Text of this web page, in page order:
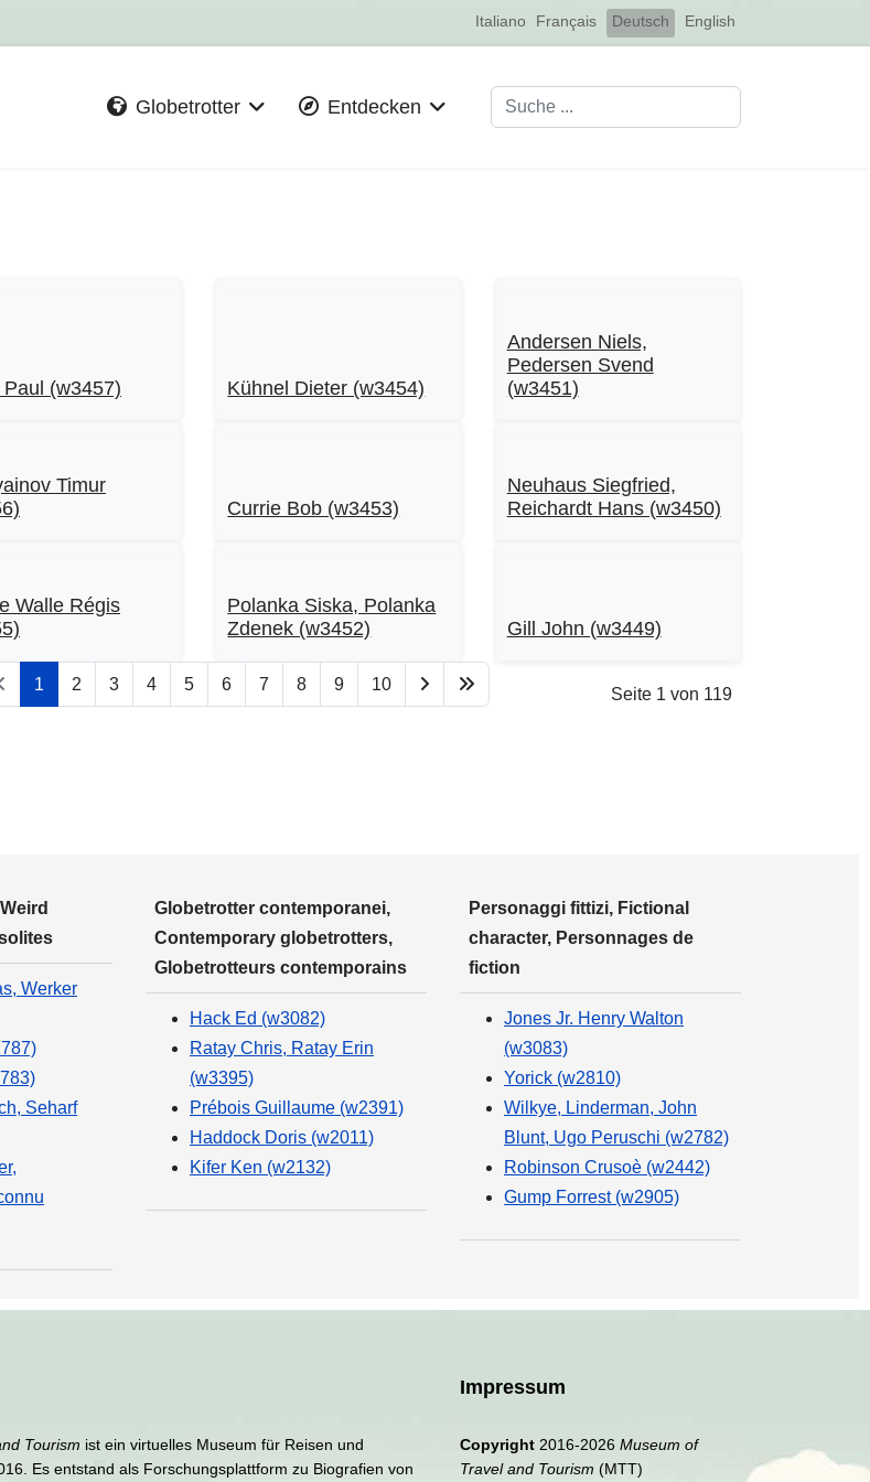
Select your language
Italiano Français Deutsch English
Globetrotter Entdecken Suchen
Paul (w3457) Kühnel Dieter (w3454)
Andersen Niels,
Pedersen Svend
(w3451)
Timur
Currie Bob (w3453)
Neuhaus Siegfried,
Reichardt Hans (w3450)
Walle Régis
Polanka Siska, Polanka
Zdenek (w3452)
Gill John (w3449)
Seite 1 von 119
1 2 3 4 5 6 7 8 9 10
Werker
Seharf
Globetrotter contemporanei,
Contemporary globetrotters,
Globetrotteurs contemporains
Hack Ed (w3082)
Ratay Chris, Ratay Erin
(w3395)
Prébois Guillaume (w2391)
Haddock Doris (w2011)
Kifer Ken (w2132)
Personaggi fittizi, Fictional
character, Personnages de
fiction
Jones Jr. Henry Walton
(w3083)
Yorick (w2810)
Wilkye, Linderman, John
Blunt, Ugo Peruschi (w2782)
Robinson Crusoè (w2442)
Gump Forrest (w2905)
Tourism ist ein virtuelles Museum für Reisen und
Es entstand als Forschungsplattform zu Biografien von
Impressum
Copyright 2016-2026 Museum of
Travel and Tourism (MTT)